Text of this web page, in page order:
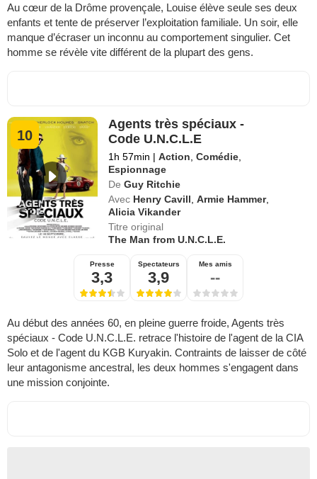
Au cœur de la Drôme provençale, Louise élève seule ses deux
enfants et tente de préserver l’exploitation familiale. Un soir, elle
manque d’écraser un inconnu au comportement singulier. Cet
homme se révèle vite différent de la plupart des gens.
10
Agents très spéciaux -
Code U.N.C.L.E
1h 57min | Action ,Comédie
Espionnage
De Guy Ritchie
Avec Henry Cavill ,Armie Hammer,
Alicia Vikander
Titre original
The Man from U.N.C.L.E.
Presse
3,3
Spectateurs
3,9
Mes amis
--
Au début des années 60, en pleine guerre froide, Agents très
spéciaux - Code U.N.C.L.E. retrace l'histoire de l'agent de la CIA
Solo et de l'agent du KGB Kuryakin. Contraints de laisser de côté
leur antagonisme ancestral, les deux hommes s'engagent dans
une mission conjointe.